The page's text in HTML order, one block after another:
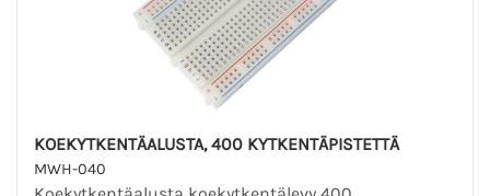
KOEKYTKENTÄALUSTA, 400 KYTKENTÄPISTETTÄ
MWH-040